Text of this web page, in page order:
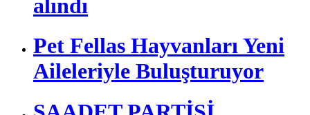
Üsküdar Belediye Başkanı
Sinem Dedetaş gözaltına